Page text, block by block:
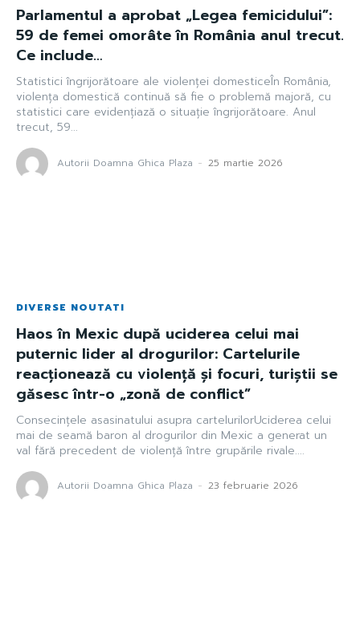
Parlamentul a aprobat „Legea femicidului”:
59 de femei omorâte în România anul trecut.
Ce include…
Statistici îngrijorătoare ale violenței domesticeÎn România,
violența domestică continuă să fie o problemă majoră, cu
statistici care evidențiază o situație îngrijorătoare. Anul
trecut, 59...
Autorii Doamna Ghica Plaza - 25 martie 2026
DIVERSE NOUTATI
Haos în Mexic după uciderea celui mai
puternic lider al drogurilor: Cartelurile
reacționează cu violență și focuri, turiștii se
găsesc într-o „zonă de conflict”
Consecințele asasinatului asupra cartelurilorUciderea celui
mai de seamă baron al drogurilor din Mexic a generat un
val fără precedent de violență între grupările rivale....
Autorii Doamna Ghica Plaza - 23 februarie 2026